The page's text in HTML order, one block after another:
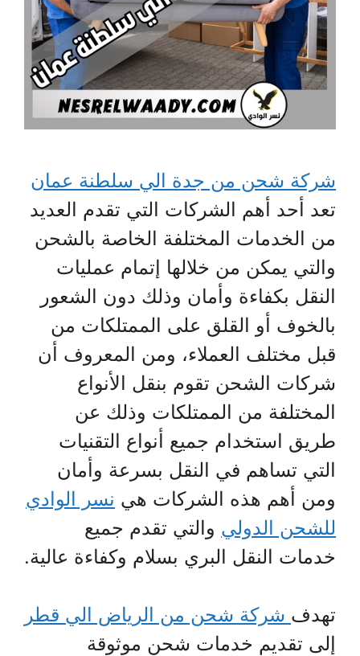
شركة شحن من جدة الي سلطنة عمان
تعد أحد أهم الشركات التي تقدم العديد
من الخدمات المختلفة الخاصة بالشحن
والتي يمكن من خلالها إتمام عمليات
النقل بكفاءة وأمان وذلك دون الشعور
بالخوف أو القلق على الممتلكات من
قبل مختلف العملاء، ومن المعروف أن
شركات الشحن تقوم بنقل الأنواع
المختلفة من الممتلكات وذلك عن
طريق استخدام جميع أنواع التقنيات
التي تساهم في النقل بسرعة وأمان
ومن أهم هذه الشركات هي نسر الوادي
للشحن الدولي والتي تقدم جميع
خدمات النقل البري بسلام وكفاءة عالية.
تهدف شركة شحن من الرياض الي قطر
إلى تقديم خدمات شحن موثوقة